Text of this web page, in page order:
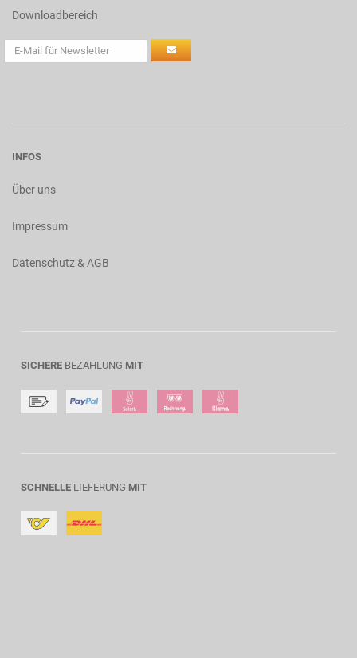
Downloadbereich
INFOS
Über uns
Impressum
Datenschutz & AGB
SICHERE BEZAHLUNG MIT
SCHNELLE LIEFERUNG MIT